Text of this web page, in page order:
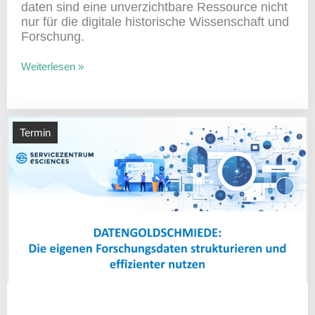
daten sind eine unver­zicht­bare Ressource nicht
nur für die digi­tale histo­ri­sche Wissen­schaft und
Forschung.
Weiterlesen »
Termin